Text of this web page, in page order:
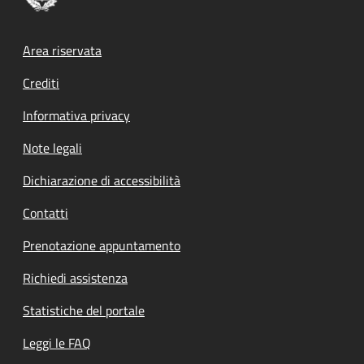
Footer menu
Area riservata
Crediti
Informativa privacy
Note legali
Dichiarazione di accessibilità
Contatti
Prenotazione appuntamento
Richiedi assistenza
Statistiche del portale
Leggi le FAQ